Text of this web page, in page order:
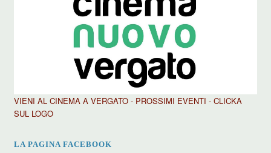
VIENI AL CINEMA A VERGATO - PROSSIMI EVENTI - CLICKA
SUL LOGO
LA PAGINA FACEBOOK